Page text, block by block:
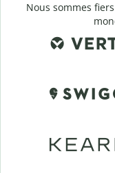
Nous sommes